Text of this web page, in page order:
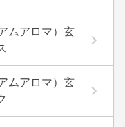
ムアロマ）玄
ムアロマ）玄